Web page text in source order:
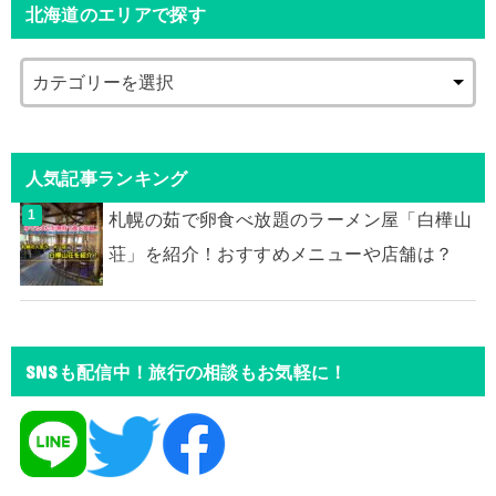
北海道のエリアで探す
人気記事ランキング
札幌の茹で卵食べ放題のラーメン屋「白樺山
荘」を紹介！おすすめメニューや店舗は？
SNSも配信中！旅行の相談もお気軽に！